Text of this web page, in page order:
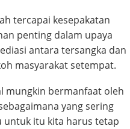
tercapai kesepakatan
penting dalam upaya
antara tersangka dan
masyarakat setempat.
mungkin bermanfaat oleh
yang sering
untuk itu kita harus tetap